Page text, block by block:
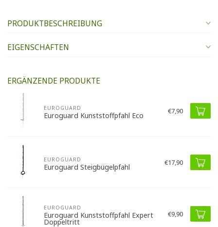
PRODUKTBESCHREIBUNG
EIGENSCHAFTEN
ERGÄNZENDE PRODUKTE
EUROGUARD
Euroguard Kunststoffpfahl Eco €7,90
EUROGUARD
Euroguard Steigbügelpfahl €17,90
EUROGUARD
Euroguard Kunststoffpfahl Expert
Doppeltritt
€9,90